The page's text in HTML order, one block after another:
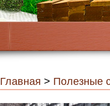
Главная > Полезные